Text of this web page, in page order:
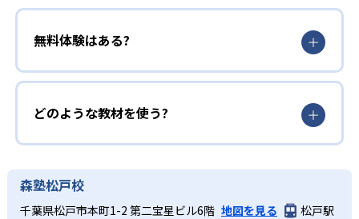
無料体験はある?
どのような教材を使う?
森塾松戸校
千葉県松戸市本町1-2 第二宝星ビル6階 地図を見る
松戸駅